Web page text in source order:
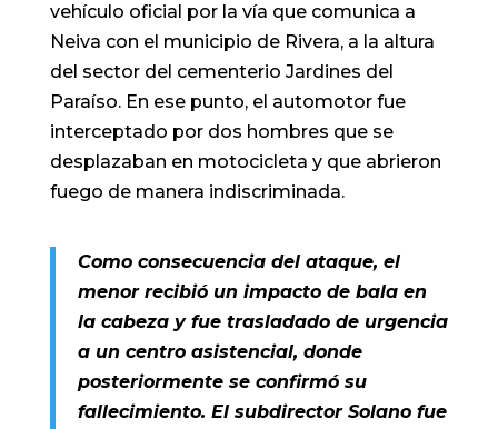
vehículo oficial por la vía que comunica a
Neiva con el municipio de Rivera, a la altura
del sector del cementerio Jardines del
Paraíso. En ese punto, el automotor fue
interceptado por dos hombres que se
desplazaban en motocicleta y que abrieron
fuego de manera indiscriminada.
Como consecuencia del ataque, el
menor recibió un impacto de bala en
la cabeza y fue trasladado de urgencia
a un centro asistencial, donde
posteriormente se confirmó su
fallecimiento. El subdirector Solano fue